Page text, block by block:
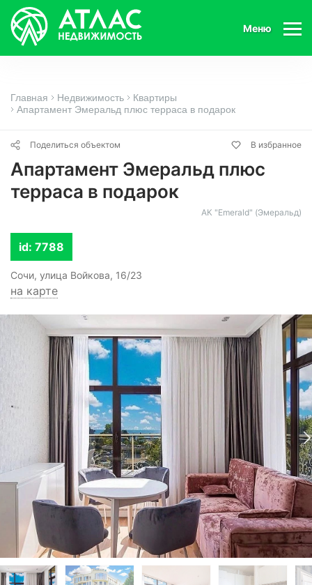
Меню
Главная Недвижимость
Квартиры
Апартамент Эмеральд плюс терраса в подарок
Поделиться объектом В избранное
Апартамент Эмеральд плюс
терраса в подарок
АК "Emerald" (Эмеральд)
id: 7788
Сочи, улица Войкова, 16/23
на карте